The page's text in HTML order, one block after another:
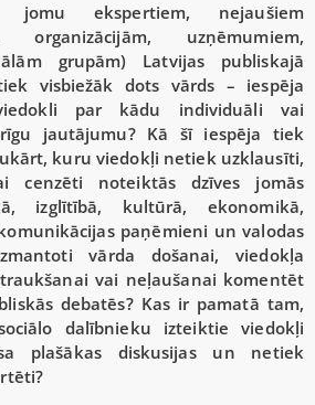
jomu ekspertiem, nejaušiem
organizācijām, uzņēmumiem,
grupām) Latvijas publiskajā
visbiežāk dots vārds – iespēja
par kādu individuāli vai
jautājumu? Kā šī iespēja tiek
kuru viedokļi netiek uzklausīti,
cenzēti noteiktās dzīves jomās
izglītībā, kultūrā, ekonomikā,
paņēmieni un valodas
vārda došanai, viedokļa
vai neļaušanai komentēt
debatēs? Kas ir pamatā tam,
dalībnieku izteiktie viedokļi
plašākas diskusijas un netiek